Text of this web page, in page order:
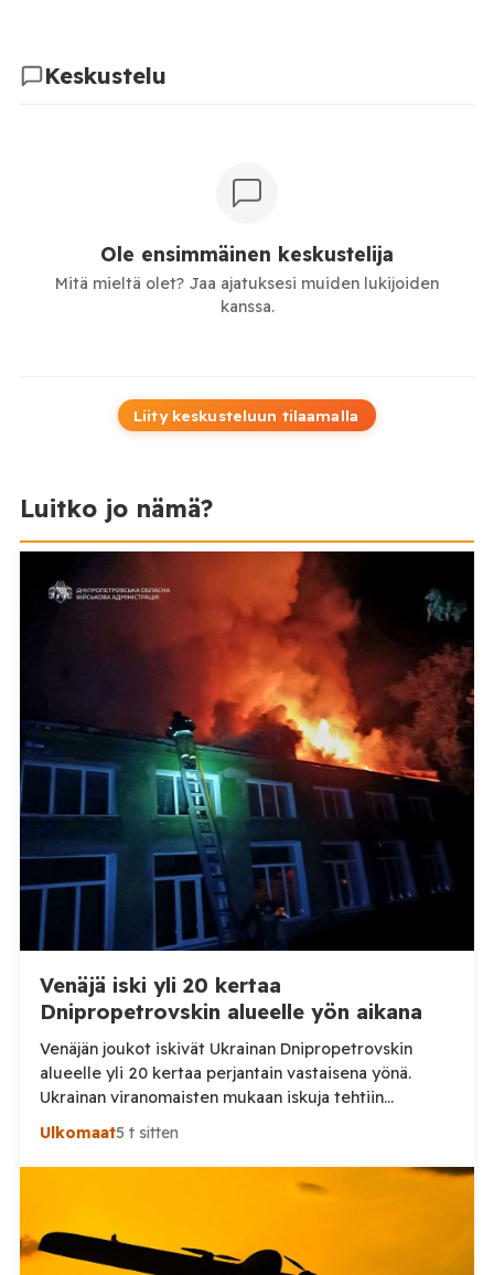
Keskustelu
Ole ensimmäinen keskustelija
Mitä mieltä olet? Jaa ajatuksesi muiden lukijoiden
kanssa.
Liity keskusteluun tilaamalla
Luitko jo nämä?
Venäjä iski yli 20 kertaa
Dnipropetrovskin alueelle yön aikana
Venäjän joukot iskivät Ukrainan Dnipropetrovskin
alueelle yli 20 kertaa perjantain vastaisena yönä.
Ukrainan viranomaisten mukaan iskuja tehtiin
drooneilla ja tykistöllä viidelle eri alueelle.
alueellisen sotilashallinnon johtaja Oleksandr Hanzha
kertoi perjantaiaamuna 7. elokuuta julkaisemassaan
hyökkäsivät yön aikana yli 20 kertaa viidelle alueelle.
Nikopolin alueella iskuja kohdistui Nikopolin
Ulkomaat5 t sitten